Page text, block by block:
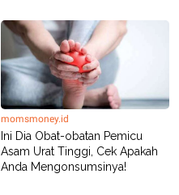
momsmoney.id
Ini Dia Obat-obatan Pemicu
Asam Urat Tinggi, Cek Apakah
Anda Mengonsumsinya!